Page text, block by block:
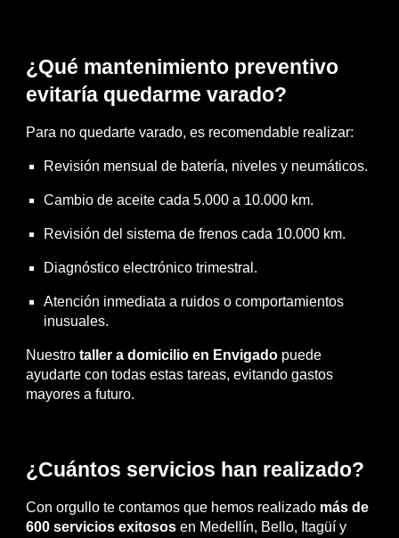
¿Qué mantenimiento preventivo
evitaría quedarme varado?
Para no quedarte varado, es recomendable realizar:
Revisión mensual de batería, niveles y neumáticos.
Cambio de aceite cada 5.000 a 10.000 km.
Revisión del sistema de frenos cada 10.000 km.
Diagnóstico electrónico trimestral.
Atención inmediata a ruidos o comportamientos
inusuales.
Nuestrotaller a domicilio en Envigado puede
ayudarte con todas estas tareas, evitando gastos
mayores a futuro.
¿Cuántos servicios han realizado?
Con orgullo te contamos que hemos realizado más de
600 servicios exitosos en Medellín, Bello, Itagüí y